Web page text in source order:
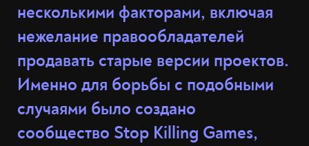
несколькими факторами, включая
нежелание правообладателей
продавать старые версии проектов.
Именно для борьбы с подобными
случаями было создано
сообщество Stop Killing Games,